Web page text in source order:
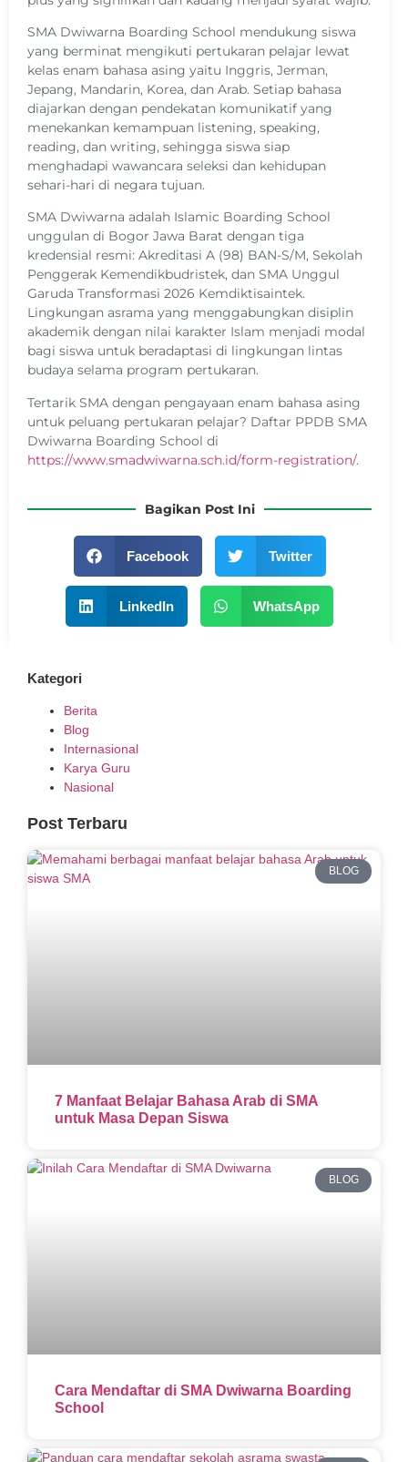
SMA Dwiwarna Boarding School mendukung siswa
yang berminat mengikuti pertukaran pelajar lewat
kelas enam bahasa asing yaitu Inggris, Jerman,
Jepang, Mandarin, Korea, dan Arab. Setiap bahasa
diajarkan dengan pendekatan komunikatif yang
menekankan kemampuan listening, speaking,
reading, dan writing, sehingga siswa siap
menghadapi wawancara seleksi dan kehidupan
sehari-hari di negara tujuan.
SMA Dwiwarna adalah Islamic Boarding School
unggulan di Bogor Jawa Barat dengan tiga
kredensial resmi: Akreditasi A (98) BAN-S/M, Sekolah
Penggerak Kemendikbudristek, dan SMA Unggul
Garuda Transformasi 2026 Kemdiktisaintek.
Lingkungan asrama yang menggabungkan disiplin
akademik dengan nilai karakter Islam menjadi modal
bagi siswa untuk beradaptasi di lingkungan lintas
budaya selama program pertukaran.
Tertarik SMA dengan pengayaan enam bahasa asing
untuk peluang pertukaran pelajar? Daftar PPDB SMA
Dwiwarna Boarding School di
https://www.smadwiwarna.sch.id/form-registration/.
Bagikan Post Ini
Facebook Twitter
LinkedIn WhatsApp
Kategori
Berita
Blog
Internasional
Karya Guru
Nasional
Post Terbaru
BLOG
7 Manfaat Belajar Bahasa Arab di SMA
untuk Masa Depan Siswa
BLOG
Cara Mendaftar di SMA Dwiwarna Boarding
School